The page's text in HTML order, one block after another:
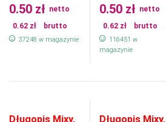
0.50 zł netto
0.62 zł brutto
37248 w magazynie
0.50 zł netto
0.62 zł brutto
116451 w
magazynie
Długopis Mixy,
Długopis Mixy,